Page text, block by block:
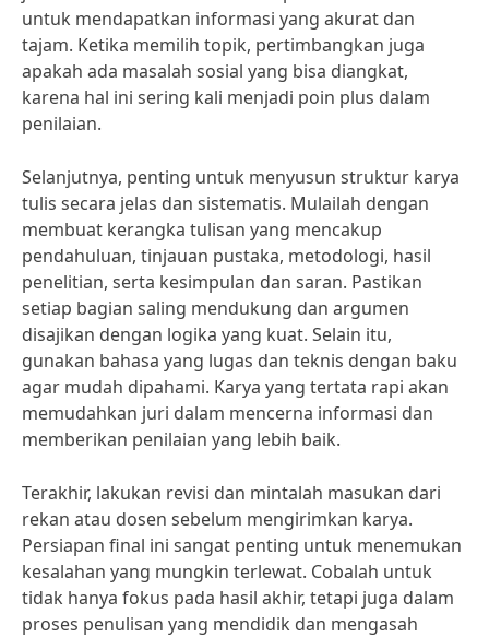
untuk mendapatkan informasi yang akurat dan
tajam. Ketika memilih topik, pertimbangkan juga
apakah ada masalah sosial yang bisa diangkat,
karena hal ini sering kali menjadi poin plus dalam
penilaian.
Selanjutnya, penting untuk menyusun struktur karya
tulis secara jelas dan sistematis. Mulailah dengan
membuat kerangka tulisan yang mencakup
pendahuluan, tinjauan pustaka, metodologi, hasil
penelitian, serta kesimpulan dan saran. Pastikan
setiap bagian saling mendukung dan argumen
disajikan dengan logika yang kuat. Selain itu,
gunakan bahasa yang lugas dan teknis dengan baku
agar mudah dipahami. Karya yang tertata rapi akan
memudahkan juri dalam mencerna informasi dan
memberikan penilaian yang lebih baik.
Terakhir, lakukan revisi dan mintalah masukan dari
rekan atau dosen sebelum mengirimkan karya.
Persiapan final ini sangat penting untuk menemukan
kesalahan yang mungkin terlewat. Cobalah untuk
tidak hanya fokus pada hasil akhir, tetapi juga dalam
proses penulisan yang mendidik dan mengasah